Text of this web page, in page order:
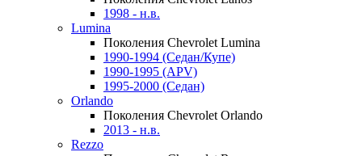
1998 - н.в.
Lumina
Поколения Chevrolet Lumina
1990-1994 (Седан/Купе)
1990-1995 (APV)
1995-2000 (Седан)
Orlando
Поколения Chevrolet Orlando
2013 - н.в.
Rezzo